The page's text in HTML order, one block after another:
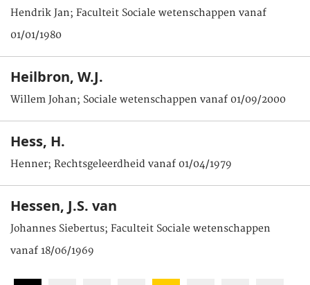
Hendrik Jan; Faculteit Sociale wetenschappen vanaf
01/01/1980
Heilbron, W.J.
Willem Johan; Sociale wetenschappen vanaf 01/09/2000
Hess, H.
Henner; Rechtsgeleerdheid vanaf 01/04/1979
Hessen, J.S. van
Johannes Siebertus; Faculteit Sociale wetenschappen
vanaf 18/06/1969